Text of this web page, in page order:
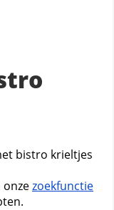
bistro krieltjes
onzezoekfunctie